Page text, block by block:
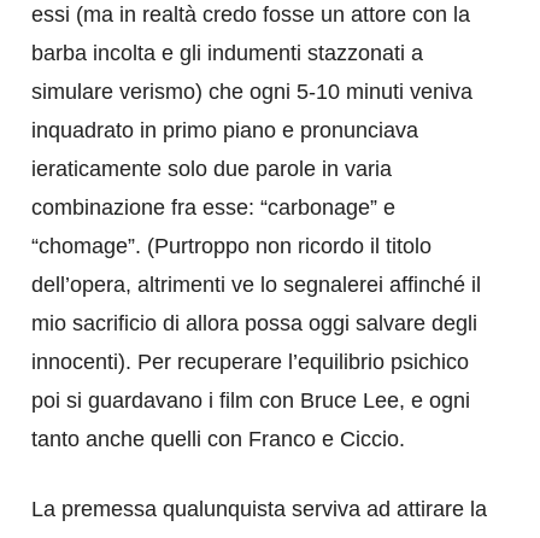
essi (ma in realtà credo fosse un attore con la
barba incolta e gli indumenti stazzonati a
simulare verismo) che ogni 5-10 minuti veniva
inquadrato in primo piano e pronunciava
ieraticamente solo due parole in varia
combinazione fra esse: “carbonage” e
“chomage”. (Purtroppo non ricordo il titolo
dell’opera, altrimenti ve lo segnalerei affinché il
mio sacrificio di allora possa oggi salvare degli
innocenti). Per recuperare l’equilibrio psichico
poi si guardavano i film con Bruce Lee, e ogni
tanto anche quelli con Franco e Ciccio.
La premessa qualunquista serviva ad attirare la